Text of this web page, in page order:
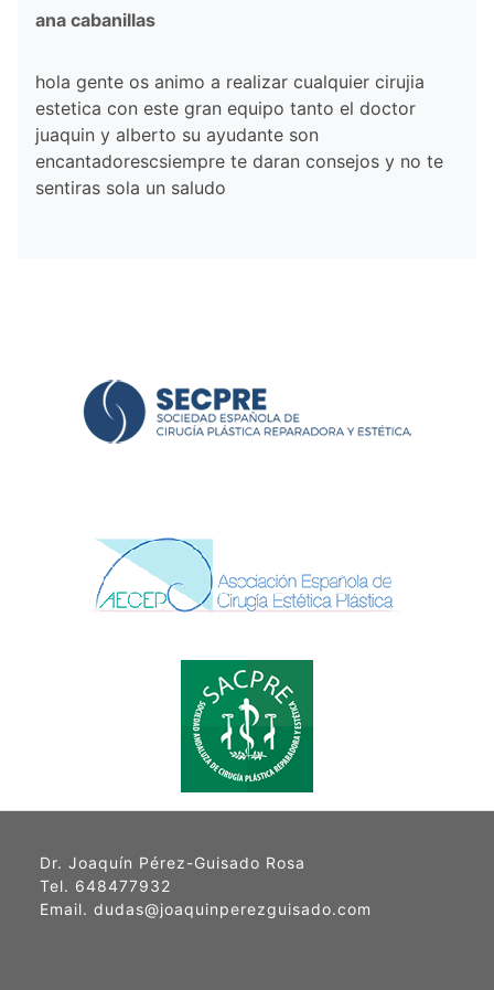
ana cabanillas
hola gente os animo a realizar cualquier cirujia
estetica con este gran equipo tanto el doctor
juaquin y alberto su ayudante son
encantadorescsiempre te daran consejos y no te
sentiras sola un saludo
Dr. Joaquín Pérez-Guisado Rosa
Tel. 648477932
Email. dudas@joaquinperezguisado.com